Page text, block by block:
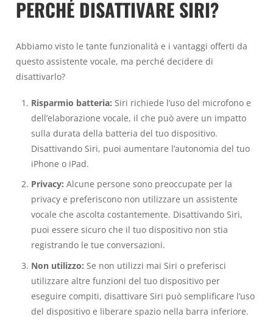
PERCHÉ DISATTIVARE SIRI?
Abbiamo visto le tante funzionalità e i vantaggi offerti da
questo assistente vocale, ma perché decidere di
disattivarlo?
Risparmio batteria: Siri richiede l’uso del microfono e
dell’elaborazione vocale, il che può avere un impatto
sulla durata della batteria del tuo dispositivo.
Disattivando Siri, puoi aumentare l’autonomia del tuo
iPhone o iPad.
Privacy: Alcune persone sono preoccupate per la
privacy e preferiscono non utilizzare un assistente
vocale che ascolta costantemente. Disattivando Siri,
puoi essere sicuro che il tuo dispositivo non stia
registrando le tue conversazioni.
Non utilizzo: Se non utilizzi mai Siri o preferisci
utilizzare altre funzioni del tuo dispositivo per
eseguire compiti, disattivare Siri può semplificare l’uso
del dispositivo e liberare spazio nella barra inferiore.